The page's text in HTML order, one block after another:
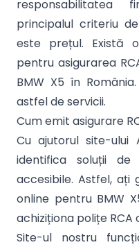
responsabilitatea
principalul criteriu
este prețul. Există
pentru asigurarea
BMW X5 în
astfel de servicii.
Cum emit asigurare
Cu ajutorul site-ului
identifica soluții
accesibile. Astfel, ați
online pentru BMW
achiziționa polițe RCA
Site-ul nostru